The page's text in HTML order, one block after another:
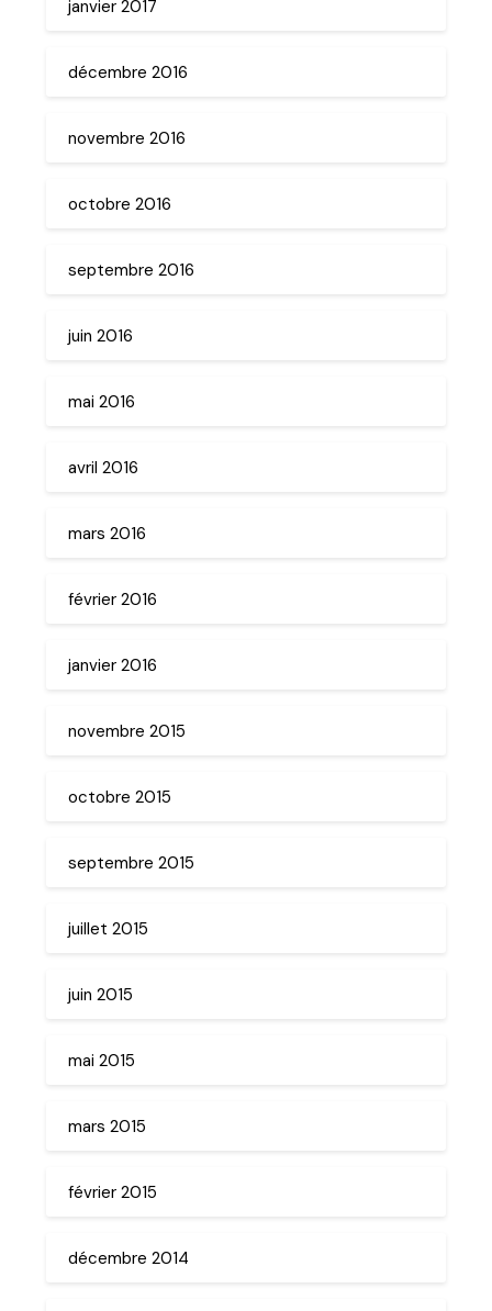
janvier 2017
décembre 2016
novembre 2016
octobre 2016
septembre 2016
juin 2016
mai 2016
avril 2016
mars 2016
février 2016
janvier 2016
novembre 2015
octobre 2015
septembre 2015
juillet 2015
juin 2015
mai 2015
mars 2015
février 2015
décembre 2014